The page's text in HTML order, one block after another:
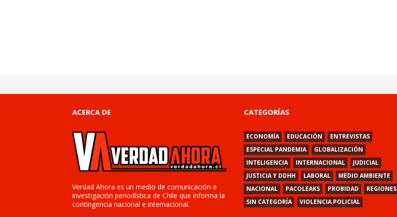
ACERCA DE
Verdad Ahora es un medio de comunicación e
investigación periodística de Chile que informa la
contingencia nacional e internacional.
CATEGORÍAS
ECONOMÍA EDUCACIÓN
ENTREVISTAS
ESPECIAL PANDEMIA
GLOBALIZACIÓN
INTELIGENCIA
INTERNACIONAL
JUDICIAL
JUSTICIA Y DDHH
LABORAL
MEDIO AMBIENTE
NACIONAL
PACOLEAKS PROBIDAD
REGIONES
SIN CATEGORÍA
VIOLENCIA POLICIAL